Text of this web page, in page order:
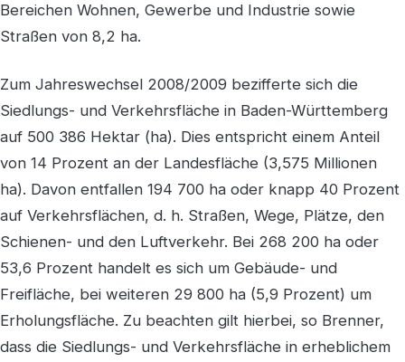
Bereichen Wohnen, Gewerbe und Industrie sowie
Straßen von 8,2 ha.
Zum Jahreswechsel 2008/2009 bezifferte sich die
Siedlungs- und Verkehrsfläche in Baden-Württemberg
auf 500 386 Hektar (ha). Dies entspricht einem Anteil
von 14 Prozent an der Landesfläche (3,575 Millionen
ha). Davon entfallen 194 700 ha oder knapp 40 Prozent
auf Verkehrsflächen, d. h. Straßen, Wege, Plätze, den
Schienen- und den Luftverkehr. Bei 268 200 ha oder
53,6 Prozent handelt es sich um Gebäude- und
Freifläche, bei weiteren 29 800 ha (5,9 Prozent) um
Erholungsfläche. Zu beachten gilt hierbei, so Brenner,
dass die Siedlungs- und Verkehrsfläche in erheblichem